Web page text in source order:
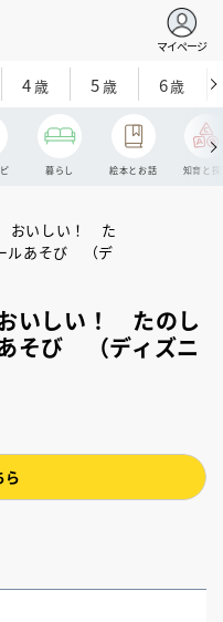
マイページ
4歳 5歳 6歳
暮らし 絵本とお話 知育と探
いしい！ たのし
そび （ディズニ
ら